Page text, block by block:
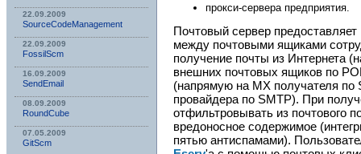
22.09.2009
SourceCodeManagement
22.09.2009
FossilScm
16.09.2009
SendEmail
08.09.2009
RoundCube
07.05.2009
GitScm
прокси-сервера предприятия.
Почтовый сервер
между почтовыми ящиками
получение почты из Интернета
внешних почтовых ящиков по
(напрямую на MX получателя по
провайдера по SMTP). При
отфильтровывать из почтового
вредоносное содержимое
пятью антиспамами).